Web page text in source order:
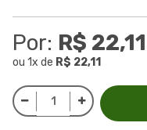
Por: R$ 22,11
ou 1x de R$ 22,11